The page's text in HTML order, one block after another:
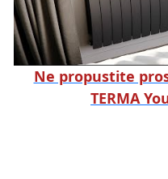
Ne propustite
TERMA